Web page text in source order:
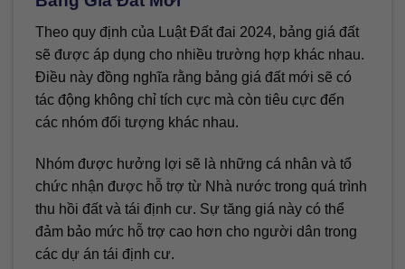
Theo quy định của Luật Đất đai 2024, bảng giá đất
sẽ được áp dụng cho nhiều trường hợp khác nhau.
Điều này đồng nghĩa rằng bảng giá đất mới sẽ có
tác động không chỉ tích cực mà còn tiêu cực đến
các nhóm đối tượng khác nhau.
Nhóm được hưởng lợi sẽ là những cá nhân và tổ
chức nhận được hỗ trợ từ Nhà nước trong quá trình
thu hồi đất và tái định cư. Sự tăng giá này có thể
đảm bảo mức hỗ trợ cao hơn cho người dân trong
các dự án tái định cư.